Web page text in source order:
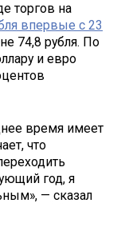
торгов на
впервые с 23
74,8 рубля. По
и евро
время имеет
что
год, я
— сказал